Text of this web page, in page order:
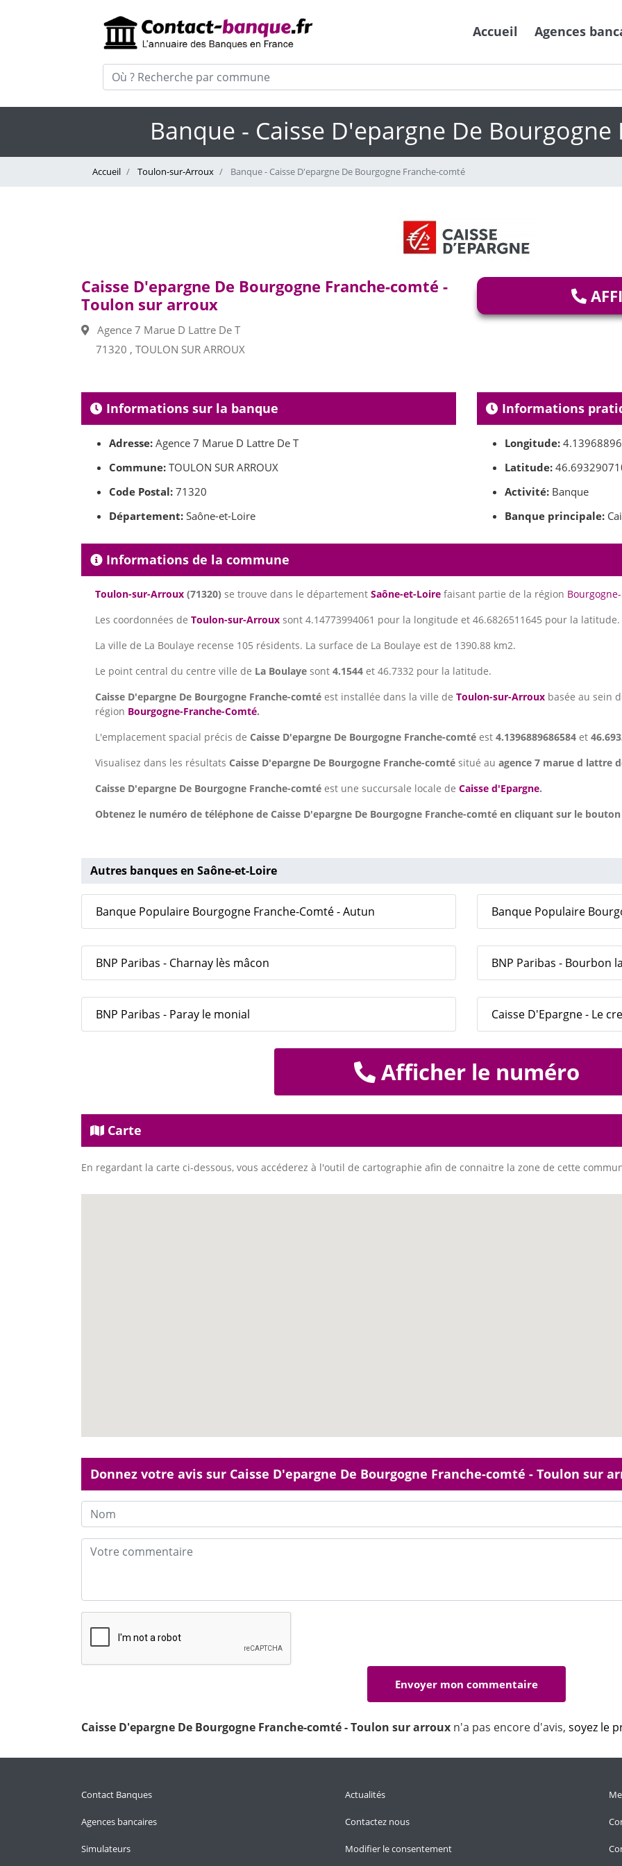
Accueil Agences
Banque - Caisse D'epargne De
Accueil Toulon-sur-Arroux Banque - Caisse D'epargne De Bourgogne Franche-comté
Caisse D'epargne De Bourgogne Franche-comté -
Toulon sur arroux
Agence 7 Marue D Lattre De T
71320 , TOULON SUR ARROUX
Informations sur la banque
Adresse: Agence 7 Marue D Lattre De T
Commune: TOULON SUR ARROUX
Code Postal: 71320
Département: Saône-et-Loire
Informations
Longitude:
Latitude:
Activité: Banque
Banque principale:
Informations de la commune
Toulon-sur-Arroux (71320) se trouve dans le département Saône-et-Loire faisant partie de la région
Les coordonnées de Toulon-sur-Arroux sont 4.14773994061 pour la longitude et 46.6826511645 pour la latitude.
La ville de La Boulaye recense 105 résidents. La surface de La Boulaye est de 1390.88 km2.
Le point central du centre ville de La Boulaye sont 4.1544 et 46.7332 pour la latitude.
Caisse D'epargne De Bourgogne Franche-comté est installée dans la ville de Toulon-sur-Arroux basée au sein
région Bourgogne-Franche-Comté.
L'emplacement spacial précis de Caisse D'epargne De Bourgogne Franche-comté est 4.1396889686584 et
Visualisez dans les résultats Caisse D'epargne De Bourgogne Franche-comté situé au agence 7 marue d lattre
Caisse D'epargne De Bourgogne Franche-comté est une succursale locale de Caisse d'Epargne.
Obtenez le numéro de téléphone de Caisse D'epargne De Bourgogne Franche-comté en cliquant sur le
Autres banques en Saône-et-Loire
Banque Populaire Bourgogne Franche-Comté - Autun Banque Populaire
BNP Paribas - Charnay lès mâcon BNP Paribas - Bourbon
BNP Paribas - Paray le monial Caisse D'Epargne - Le
Afficher le numéro
Carte
En regardant la carte ci-dessous, vous accéderez à l'outil de cartographie afin de connaitre la zone de cette
Donnez votre avis sur Caisse D'epargne De Bourgogne Franche-comté - Toulon sur
Caisse D'epargne De Bourgogne Franche-comté - Toulon sur arroux n'a pas encore d'avis, soyez le
Contact Banques
Agences bancaires
Simulateurs
Actualités
Contactez nous
Modifier le consentement